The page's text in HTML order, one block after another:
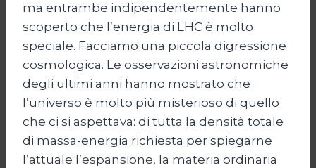
ma entrambe indipendentemente hanno
scoperto che l’energia di LHC è molto
speciale. Facciamo una piccola digressione
cosmologica. Le osservazioni astronomiche
degli ultimi anni hanno mostrato che
l’universo è molto più misterioso di quello
che ci si aspettava: di tutta la densità totale
di massa-energia richiesta per spiegarne
l’attuale l’espansione, la materia ordinaria